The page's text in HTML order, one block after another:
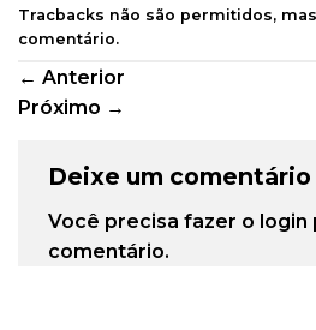
Tracbacks não são permitidos,
comentário.
← Anterior
Próximo →
Deixe um comentário
Você precisa fazer o login
comentário.